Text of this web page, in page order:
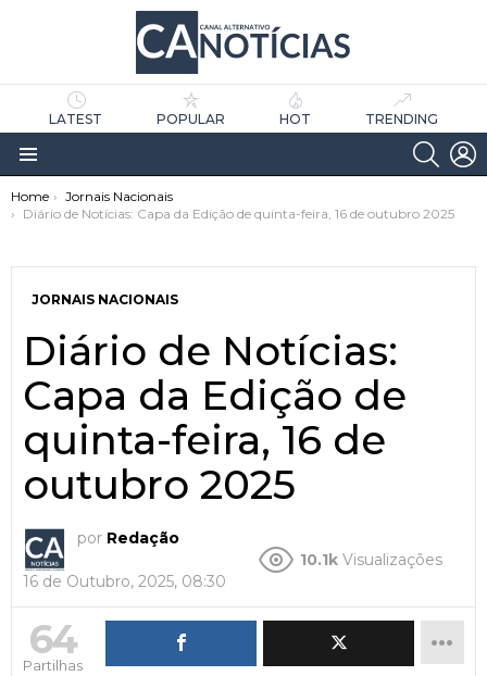
LATEST POPULAR HOT TRENDING
Menu
You are here:
Home
Jornais Nacionais
Diário de Notícias: Capa da Edição de quinta-feira, 16 de outubro 2025
JORNAIS NACIONAIS
Diário de Notícias:
Capa da Edição de
quinta-feira, 16 de
outubro 2025
por Redação
16 de Outubro, 2025, 08:30
10.1k Visualizações
64
Partilhas